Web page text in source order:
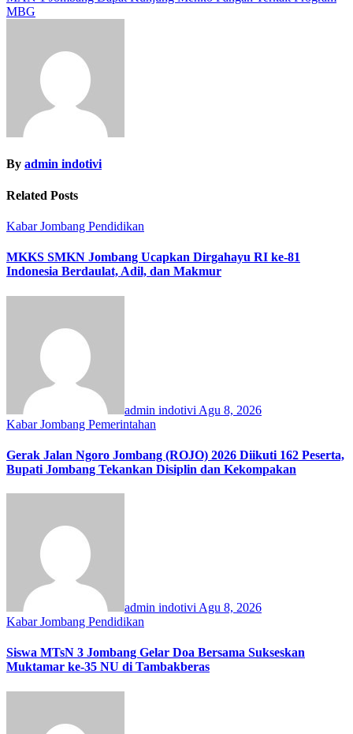
MBG
By admin indotivi
Related Posts
Kabar Jombang Pendidikan
MKKS SMKN Jombang Ucapkan Dirgahayu RI ke-81
Indonesia Berdaulat, Adil, dan Makmur
admin indotivi Agu 8, 2026
Kabar Jombang Pemerintahan
Gerak Jalan Ngoro Jombang (ROJO) 2026 Diikuti 162 Peserta,
Bupati Jombang Tekankan Disiplin dan Kekompakan
admin indotivi Agu 8, 2026
Kabar Jombang Pendidikan
Siswa MTsN 3 Jombang Gelar Doa Bersama Sukseskan
Muktamar ke-35 NU di Tambakberas